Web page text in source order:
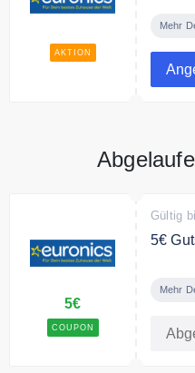
AKTION
Mehr
5€
COUPON
Gültig
5€
Mehr